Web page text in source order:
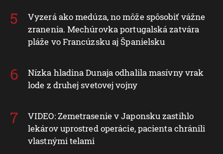
Vyzerá ako medúza, no môže spôsobiť vážne
zranenia. Mechúrovka portugalská zatvára
pláže vo Francúzsku aj Španielsku
Nízka hladina Dunaja odhalila masívny vrak
lode z druhej svetovej vojny
VIDEO: Zemetrasenie v Japonsku zastihlo
lekárov uprostred operácie, pacienta chránili
vlastnými telami